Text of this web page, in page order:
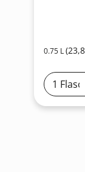
0.75 L